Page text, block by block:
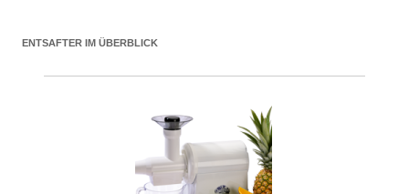
ENTSAFTER IM ÜBERBLICK